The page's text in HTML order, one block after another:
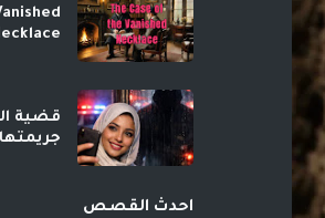
قضية
احدث القصص